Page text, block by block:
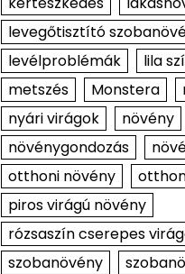
levegőtisztító
levélproblémák
lila
metszés
Monstera
nyári virágok
növény
növénygondozás
otthoni növény
piros virágú növény
rózsaszín cserepes
szobanövény